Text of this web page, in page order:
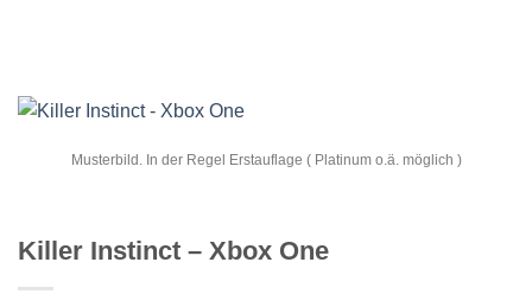
Musterbild. In der Regel Erstauflage ( Platinum o.ä. möglich )
Killer Instinct – Xbox One